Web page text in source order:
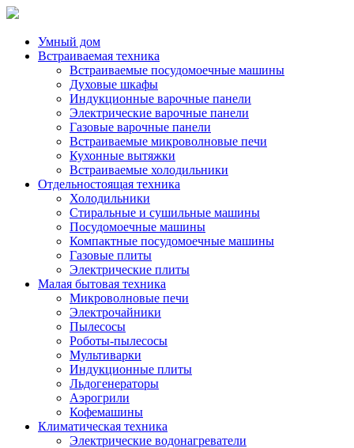
Умный дом
Встраиваемая техника
Встраиваемые посудомоечные машины
Духовые шкафы
Индукционные варочные панели
Электрические варочные панели
Газовые варочные панели
Встраиваемые микроволновые печи
Кухонные вытяжки
Встраиваемые холодильники
Отдельностоящая техника
Холодильники
Стиральные и сушильные машины
Посудомоечные машины
Компактные посудомоечные машины
Газовые плиты
Электрические плиты
Малая бытовая техника
Микроволновые печи
Электрочайники
Пылесосы
Роботы-пылесосы
Мультиварки
Индукционные плиты
Льдогенераторы
Аэрогрили
Кофемашины
Климатическая техника
Электрические водонагреватели